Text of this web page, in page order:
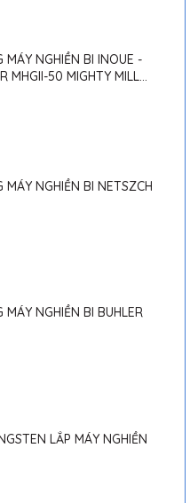
MÁY NGHIỀN BI INOUE -
50 MIGHTY MILL
MÁY NGHIỀN BI NETSZCH
MÁY NGHIỀN BI BUHLER
LẮP MÁY NGHIỀN